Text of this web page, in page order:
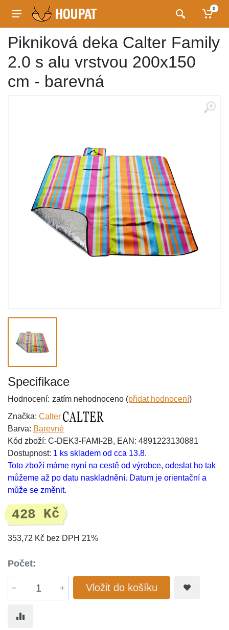
0
Pikniková deka Calter Family
2.0 s alu vrstvou 200x150
cm - barevná
Specifikace
Hodnocení: zatím nehodnoceno (přidat hodnocení)
Značka: Calter
Barva: Barevné
Kód zboží: C-DEK3-FAMI-2B, EAN: 4891223130881
Dostupnost: 1 ks skladem od cca 13.8.
Toto zboží máme nyní na cestě od výrobce, odeslat ho tak
můžeme až po datu naskladnění. Datum je orientační a
může se změnit.
428 Kč
353,72 Kč bez DPH 21%
Počet:
Vložit do košíku